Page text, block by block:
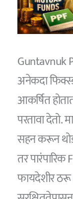
Guntavnuk
अनेकदा
आकर्षित
परतावा देतो.
सहन करून
तर पारंपारिक
फायदेशीर